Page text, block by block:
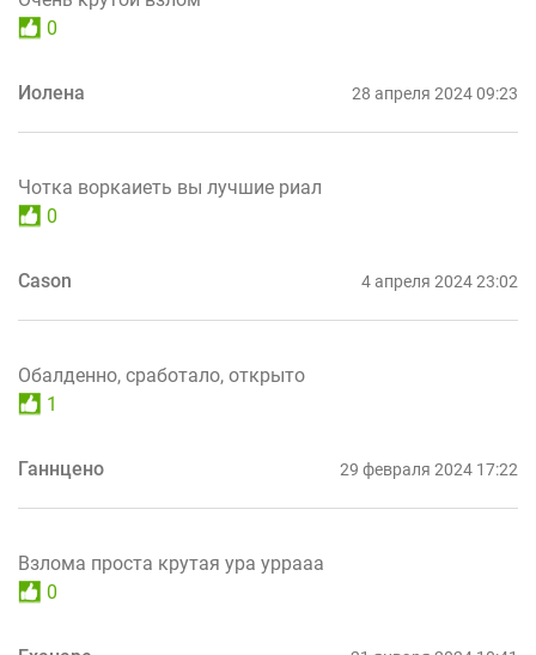
0
Иолена 28 апреля 2024 09:23
Чотка воркаиеть вы лучшие риал
0
Cason 4 апреля 2024 23:02
Обалденно, сработало, открыто
1
Ганнцено 29 февраля 2024 17:22
Взлома проста крутая ура уррааа
0